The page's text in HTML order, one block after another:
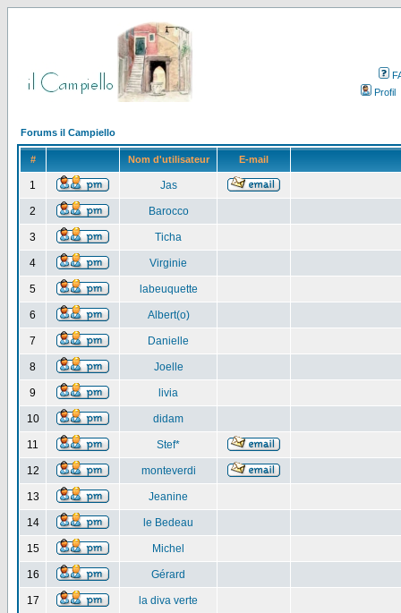
Profil
Forums il Campiello
# Nom d'utilisateur E-mail
1 Jas
2 Barocco
3 Ticha
4 Virginie
5 labeuquette
6 Albert(o)
7 Danielle
8 Joelle
9 livia
10 didam
11 Stef*
12 monteverdi
13 Jeanine
14 le Bedeau
15 Michel
16 Gérard
17 la diva verte